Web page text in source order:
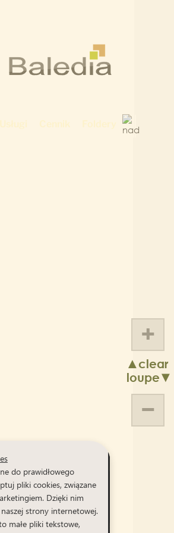
do prawidłowego
pliki cookies, związane
Dzięki nim
strony internetowej.
małe pliki tekstowe,
+
▲clear
loupe▼
−